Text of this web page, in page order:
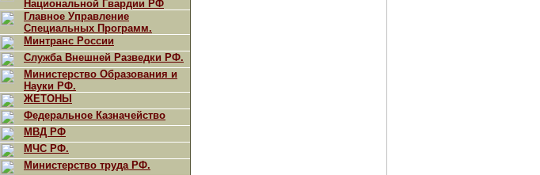
Национальной Гвардии РФ
Главное Управление
Специальных Программ.
Минтранс России
Служба Внешней Разведки РФ.
Министерство Образования и
Науки РФ.
ЖЕТОНЫ
Федеральное Казначейство
МВД РФ
МЧС РФ.
Министерство труда РФ.